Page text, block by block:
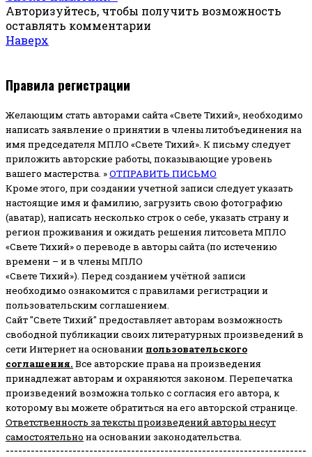
Авторизуйтесь, чтобы получить возможность
оставлять комментарии
Наверх
Правила регистрации
Желающим стать авторами сайта «Свете Тихий», необходимо
написать заявление о принятии в члены литобъединения на
имя председателя МПЛО «Свете Тихий». К письму следует
приложить авторские работы, показывающие уровень
вашего мастерства. »ОТПРАВИТЬ ПИСЬМО
Кроме этого, при создании учетной записи следует указать
настоящие имя и фамилию, загрузить свою фотографию
(аватар), написать несколько строк о себе, указать страну и
регион проживания и ожидать решения литсовета МПЛО
«Свете Тихий» о переводе в авторы сайта (по истечению
времени – и в члены МПЛО
«Свете Тихий»). Перед созданием учётной записи
необходимо ознакомится с правилами регистрации и
пользовательским соглашением.
Сайт "Свете Тихий" предоставляет авторам возможность
свободной публикации своих литературных произведений в
сети Интернет на основании пользовательского
соглашения. Все авторские права на произведения
принадлежат авторам и охраняются законом. Перепечатка
произведений возможна только с согласия его автора, к
которому вы можете обратиться на его авторской странице.
Ответственность за тексты произведений авторы несут
самостоятельно на основании законодательства.
------------------------------------------------------------------------